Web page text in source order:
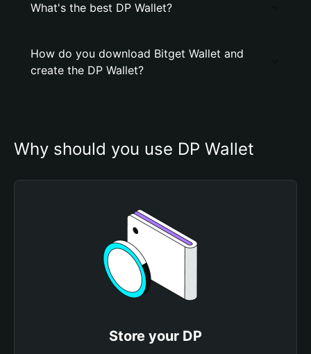
What's the best DP Wallet?
How do you download Bitget Wallet and
create the DP Wallet?
Why should you use DP Wallet
Store your DP